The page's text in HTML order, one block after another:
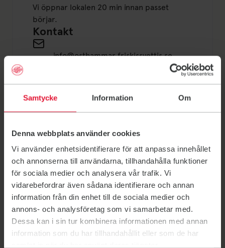
Samtycke Information Om
Denna webbplats använder cookies
Vi använder enhetsidentifierare för att anpassa innehållet
och annonserna till användarna, tillhandahålla funktioner
för sociala medier och analysera vår trafik. Vi
vidarebefordrar även sådana identifierare och annan
information från din enhet till de sociala medier och
annons- och analysföretag som vi samarbetar med.
Dessa kan i sin tur kombinera informationen med annan
information som du har tillhandahållit eller som de har
Vi öppnar lokalen 20 min innan passet
börjar.
Kontakt
info@osthammar.friskissvettis.se
Schema / Boka
Välkommen till Friskis Östhammar. Du hittar oss i Sven-
Persson Hallen. Spana in schemat för mer info.
Vill du prova vår träning innan du köper kort? Skicka ett
sms till oss för att boka in dig.
Hos oss finns
Dusch